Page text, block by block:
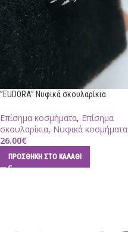
”EUDORA” Νυφικά σκουλαρίκια
Επίσημα κοσμήματα, Επίσημα
σκουλαρίκια, Νυφικά κοσμήματα
26.00€
ΠΡΟΣΘΉΚΗ ΣΤΟ ΚΑΛΆΘΙ